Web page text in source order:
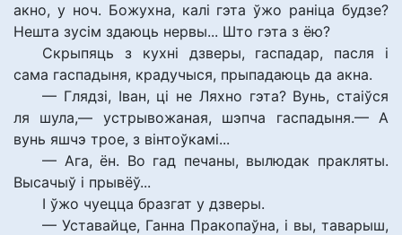
акно, у ноч. Божухна, калі гэта ўжо раніца будзе?
Нешта зусім здаюць нервы... Што гэта з ёю?
Скрыпяць з кухні дзверы, гаспадар, пасля і
сама гаспадыня, крадучыся, прыпадаюць да акна.
— Глядзі, Іван, ці не Ляхно гэта? Вунь, стаіўся
ля шула,— устрывожаная, шэпча гаспадыня.— А
вунь яшчэ трое, з вінтоўкамі...
— Ага, ён. Во гад печаны, вылюдак пракляты.
Высачыў і прывёў...
І ўжо чуецца бразгат у дзверы.
— Уставайце, Ганна Пракопаўна, і вы, таварыш,